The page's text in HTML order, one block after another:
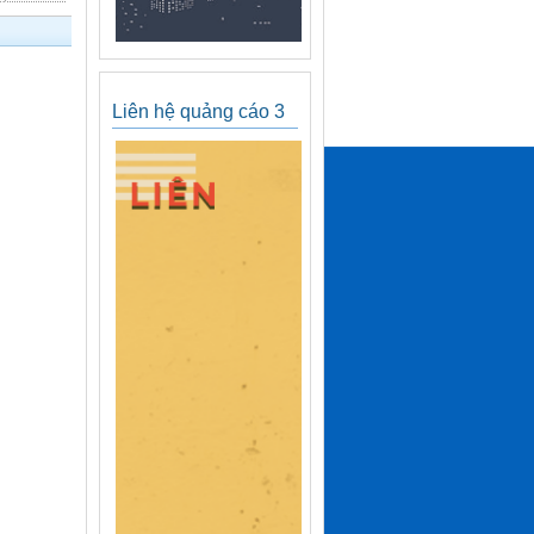
Liên hệ quảng cáo 3